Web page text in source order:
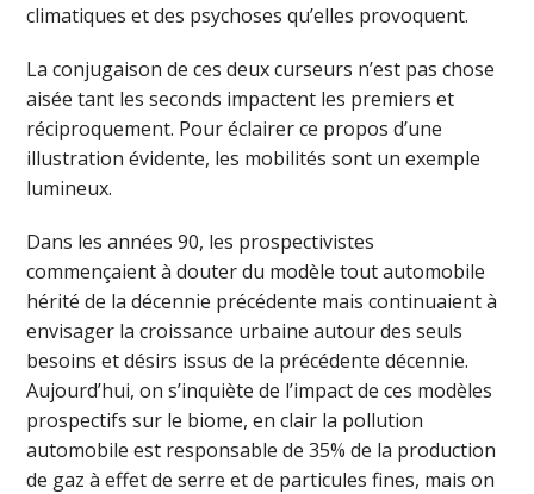
climatiques et des psychoses qu’elles provoquent.
La conjugaison de ces deux curseurs n’est pas chose
aisée tant les seconds impactent les premiers et
réciproquement. Pour éclairer ce propos d’une
illustration évidente, les mobilités sont un exemple
lumineux.
Dans les années 90, les prospectivistes
commençaient à douter du modèle tout automobile
hérité de la décennie précédente mais continuaient à
envisager la croissance urbaine autour des seuls
besoins et désirs issus de la précédente décennie.
Aujourd’hui, on s’inquiète de l’impact de ces modèles
prospectifs sur le biome, en clair la pollution
automobile est responsable de 35% de la production
de gaz à effet de serre et de particules fines, mais on